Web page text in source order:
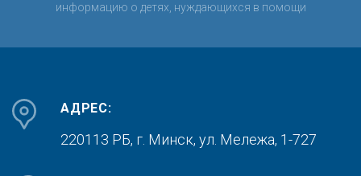
информацию о детях, нуждающихся в помощи
АДРЕС:
220113 РБ, г. Минск, ул. Мележа, 1-727